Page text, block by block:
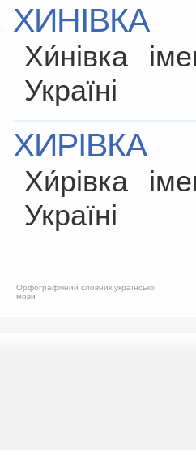
ХИНІВКА
Хи́нівка
Україні
ХИРІВКА
Хи́рівка
Україні
Орфографічний словник української
мови